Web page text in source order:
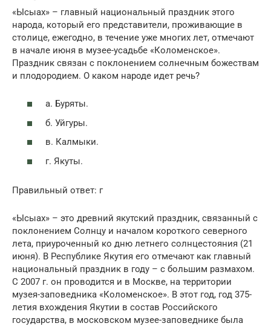
«Ысыах» – главный национальный праздник этого
народа, который его представители, проживающие в
столице, ежегодно, в течение уже многих лет, отмечают
в начале июня в музее-усадьбе «Коломенское».
Праздник связан с поклонением солнечным божествам
и плодородием. О каком народе идет речь?
а. Буряты.
б. Уйгуры.
в. Калмыки.
г. Якуты.
Правильный ответ: г
«Ысыах» – это древний якутский праздник, связанный с
поклонением Солнцу и началом короткого северного
лета, приуроченный ко дню летнего солнцестояния (21
июня). В Республике Якутия его отмечают как главный
национальный праздник в году – с большим размахом.
С 2007 г. он проводится и в Москве, на территории
музея-заповедника «Коломенское». В этот год, год 375-
летия вхождения Якутии в состав Российского
государства, в московском музее-заповеднике была